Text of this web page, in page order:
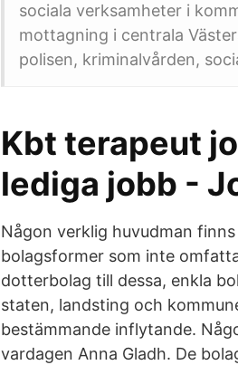
sociala verksamheter i
mottagning i centrala
polisen, kriminalvården,
Kbt terapeut
lediga jobb -
Någon verklig huvudman
bolagsformer som inte
dotterbolag till dessa, enkla
staten, landsting och
bestämmande inflytande.
vardagen Anna Gladh. De